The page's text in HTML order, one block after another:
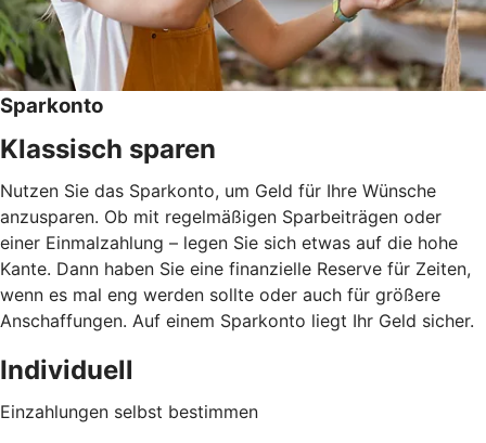
Sparkonto
Klassisch sparen
Nutzen Sie das Sparkonto, um Geld für Ihre Wünsche
anzusparen. Ob mit regelmäßigen Sparbeiträgen oder
einer Einmalzahlung – legen Sie sich etwas auf die hohe
Kante. Dann haben Sie eine finanzielle Reserve für Zeiten,
wenn es mal eng werden sollte oder auch für größere
Anschaffungen. Auf einem Sparkonto liegt Ihr Geld sicher.
Individuell
Einzahlungen selbst bestimmen